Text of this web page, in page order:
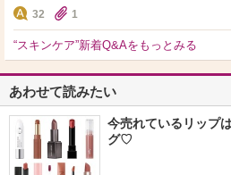
32
1
“スキンケア”新着Q&Aをもっとみる
あわせて読みたい
今売れているリップ
グ♡